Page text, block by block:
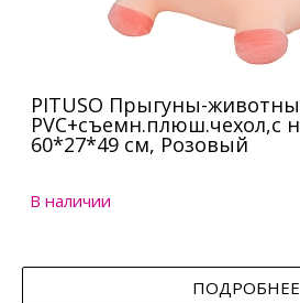
PITUSO Прыгуны-
PVC+съемн.плюш.чехол,с
60*27*49 см, Розовый
В наличии
ПОДРОБНЕЕ